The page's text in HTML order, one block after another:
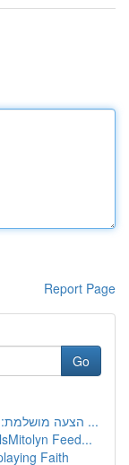
Report Page
Go
הצעה מושלמת: איך לתכנן הצעת נישואין בלתי נשכחת ...
Feed...
Faith